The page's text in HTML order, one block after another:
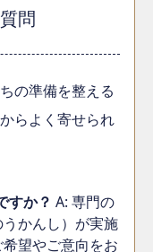
問
の準備を整える
らよく寄せられ
すか？ A: 専門の
かんし）が実施
望やご意向をお